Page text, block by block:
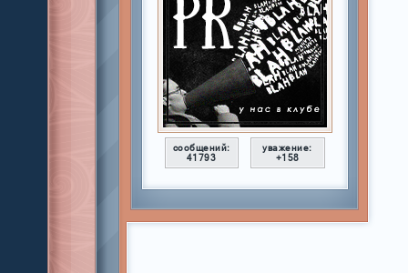
сообщений:
41793
уважение:
+158